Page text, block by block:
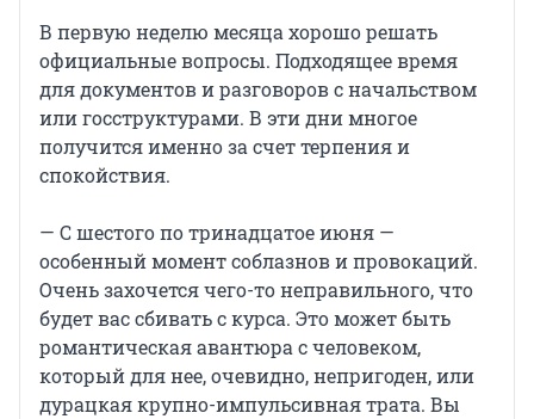
В первую неделю месяца хорошо решать
официальные вопросы. Подходящее время
для документов и разговоров с начальством
или госструктурами. В эти дни многое
получится именно за счет терпения и
спокойствия.
— С шестого по тринадцатое июня —
особенный момент соблазнов и провокаций.
Очень захочется чего-то неправильного, что
будет вас сбивать с курса. Это может быть
романтическая авантюра с человеком,
который для нее, очевидно, непригоден, или
дурацкая крупно-импульсивная трата. Вы